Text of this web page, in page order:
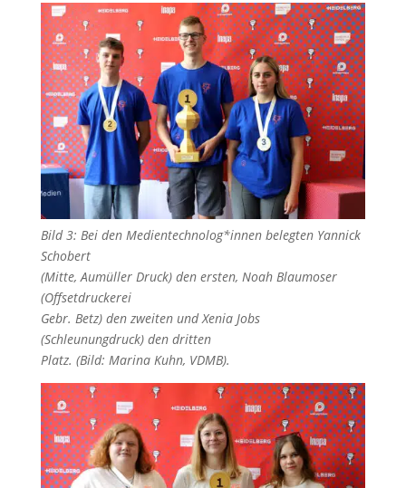
Bild 3: Bei den Medientechnolog*innen belegten Yannick
Schobert
(Mitte, Aumüller Druck) den ersten, Noah Blaumoser
(Offsetdruckerei
Gebr. Betz) den zweiten und Xenia Jobs
(Schleunungdruck) den dritten
Platz. (Bild: Marina Kuhn, VDMB).